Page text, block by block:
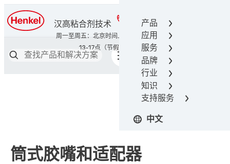
产品
应用
服务
品牌
行业
知识
支持服务
中文
汉高粘合剂技术 400-666-7306
筒式胶嘴和适配器